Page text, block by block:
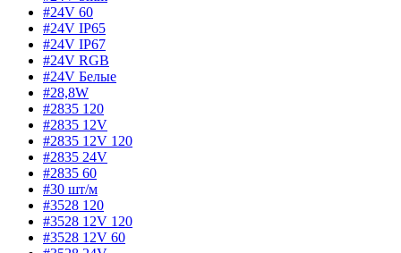
#24V 60
#24V IP65
#24V IP67
#24V RGB
#24V Белые
#28,8W
#2835 120
#2835 12V
#2835 12V 120
#2835 24V
#2835 60
#30 шт/м
#3528 120
#3528 12V 120
#3528 12V 60